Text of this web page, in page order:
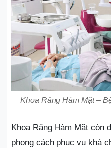
Khoa Răng Hàm Mặt –
Khoa Răng Hàm Mặt còn
phong cách phục vụ khá